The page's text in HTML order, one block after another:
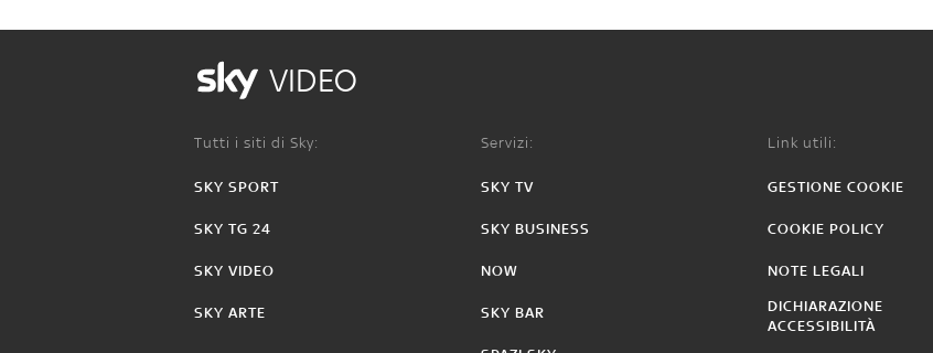
VIDEO
Tutti i siti di Sky:
SKY SPORT
SKY TG 24
SKY VIDEO
SKY ARTE
Servizi:
SKY TV
SKY BUSINESS
NOW
SKY BAR
Link utili:
GESTIONE COOKIE
COOKIE POLICY
NOTE LEGALI
DICHIARAZIONE
ACCESSIBILITÀ